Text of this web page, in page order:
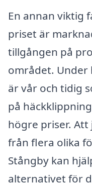
En annan viktig
priset är
tillgången på
området. Under
är vår och tidig
på
högre priser.
från flera olika
Stångby kan
alternativet för